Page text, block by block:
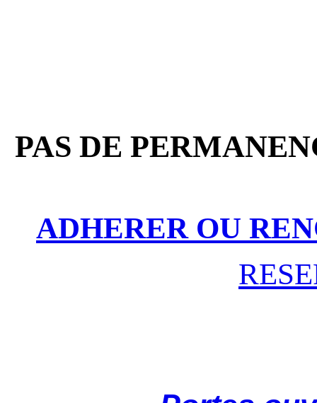
PAS DE
ADHERER OU